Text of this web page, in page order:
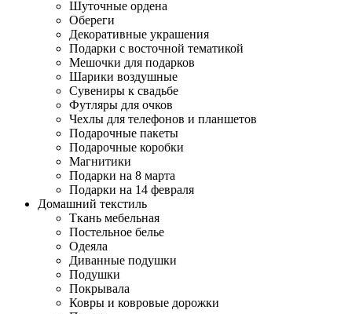
Шуточные ордена
Обереги
Декоративные украшения
Подарки с восточной тематикой
Мешочки для подарков
Шарики воздушные
Сувениры к свадьбе
Футляры для очков
Чехлы для телефонов и планшетов
Подарочные пакеты
Подарочные коробки
Магнитики
Подарки на 8 марта
Подарки на 14 февраля
Домашний текстиль
Ткань мебельная
Постельное белье
Одеяла
Диванные подушки
Подушки
Покрывала
Ковры и ковровые дорожки